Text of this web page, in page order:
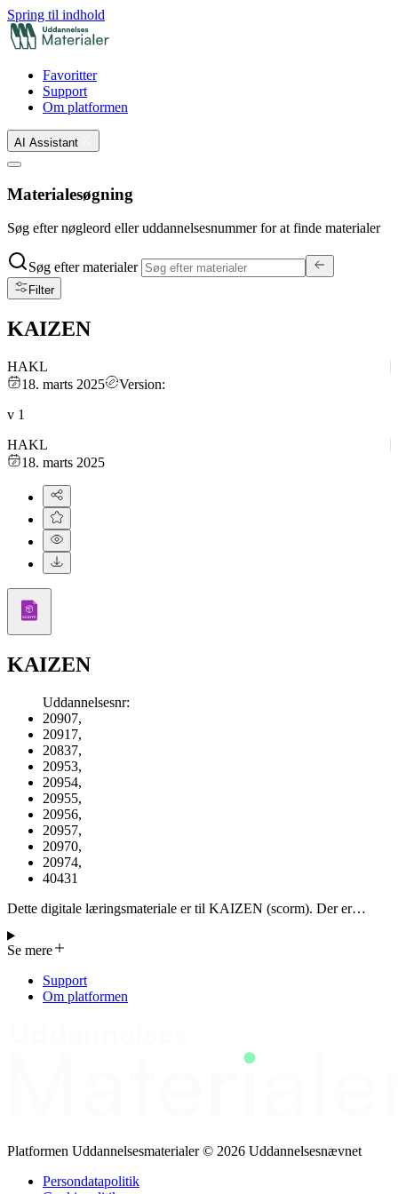
Spring til indhold
Favoritter
Support
Om platformen
AI Assistant
Materialesøgning
Søg efter nøgleord eller uddannelsesnummer for at finde materialer
Søg efter materialer
Filter
KAIZEN
HAKL
18. marts 2025
Version:
v 1
HAKL
18. marts 2025
KAIZEN
Uddannelsesnr:
20907,
20917,
20837,
20953,
20954,
20955,
20956,
20957,
20970,
20974,
40431
Dette digitale læringsmateriale er til KAIZEN (scorm). Der er
der kan anvendes på LMS-systemer: Introduktion til 5S-konceptet,
PDCA, KAIZEN, KANBAN samt Værdistrømsanalyse (Materiale
er udviklet til brug i kurserne 20907, 20917, 20837, 20953, 20954,
20955, 20956, 20957, 20970, 20974 og 40431)
Se mere
Support
Om platformen
Platformen Uddannelsesmaterialer © 2026 Uddannelsesnævnet
Persondatapolitik